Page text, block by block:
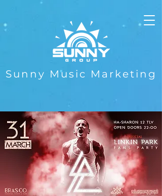
Sunny Music Marketing